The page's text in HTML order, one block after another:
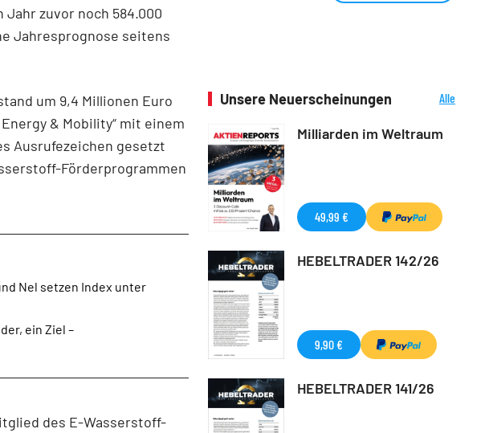
Jahr zuvor noch 584.000
Jahresprognose seitens
um 9,4 Millionen Euro
& Mobility“ mit einem
Ausrufezeichen gesetzt
Förderprogrammen
Nel setzen Index unter
ein Ziel –
des E-Wasserstoff-
Unsere Neuerscheinungen
Alle
Milliarden im Weltraum
49,99 €
HEBELTRADER 142/26
9,90 €
HEBELTRADER 141/26